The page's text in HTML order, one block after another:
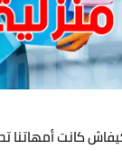
كانت أمهاتنا